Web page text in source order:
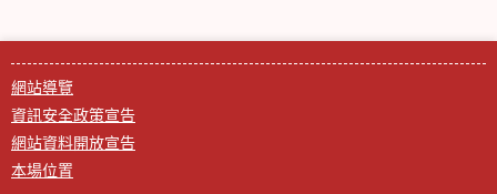
網站導覽
資訊安全政策宣告
網站資料開放宣告
本場位置